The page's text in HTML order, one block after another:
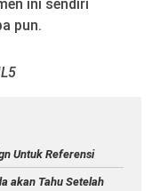
ini sendiri
pun.
Untuk Referensi
akan Tahu Setelah